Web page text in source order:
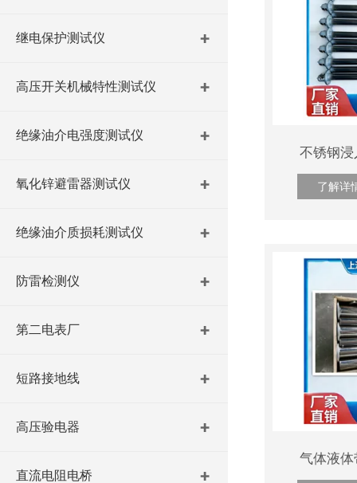
继电保护测试仪
高压开关机械特性测试仪
绝缘油介电强度测试仪
氧化锌避雷器测试仪
绝缘油介质损耗测试仪
防雷检测仪
第二电表厂
短路接地线
高压验电器
直流电阻电桥
不锈钢
了解详
气体液